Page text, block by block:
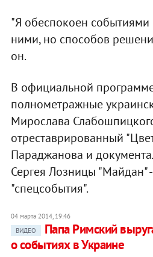
"Я обеспокоен событиями
ними, но способов
он.
В официальной
полнометражные
Мирослава
отреставрированный
Параджанова и
Сергея Лозницы "Майдан"
"спецсобытия".
04 марта 2014, 19:46
ВИДЕО
Папа Римский
о событиях в Украине